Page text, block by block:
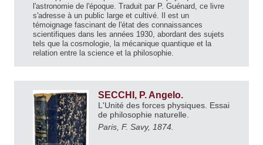
l'astronomie de l'époque. Traduit par P. Guénard, ce livre
s'adresse à un public large et cultivé. Il est un
témoignage fascinant de l'état des connaissances
scientifiques dans les années 1930, abordant des sujets
tels que la cosmologie, la mécanique quantique et la
relation entre la science et la philosophie.
SECCHI, P. Angelo.
L'Unité des forces physiques. Essai
de philosophie naturelle.
Paris, F. Savy, 1874.